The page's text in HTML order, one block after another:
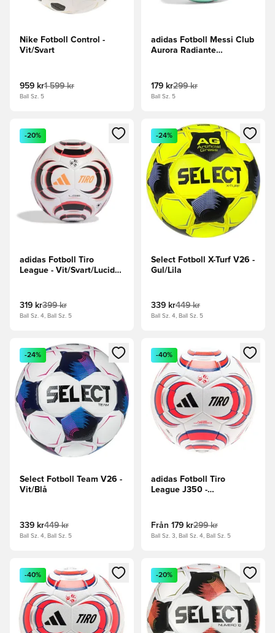
Nike Fotboll Control -
Vit/Svart
959 kr1 599 kr
Ball Sz. 5
adidas Fotboll Messi Club
Aurora Radiante
179 kr299 kr
Ball Sz. 5
Öppnar en Modal för att logga in eller registrera dig som
-20%
adidas Fotboll Tiro
League - Vit/Svart/Lucid
319 kr399 kr
Ball Sz. 4, Ball Sz. 5
Öppnar en Modal för att
-24%
Select Fotboll X-Turf V26 -
Gul/Lila
339 kr449 kr
Ball Sz. 4, Ball Sz. 5
Öppnar en Modal för att logga in eller registrera dig som
-24%
Select Fotboll Team V26 -
Vit/Blå
339 kr449 kr
Ball Sz. 4, Ball Sz. 5
Öppnar en Modal för att
-40%
adidas Fotboll Tiro
League J350 -
Från 179 kr299 kr
Ball Sz. 3, Ball Sz. 4, Ball Sz. 5
Öppnar en Modal för att logga in eller registrera dig som
-40%
Öppnar en Modal för att
-20%